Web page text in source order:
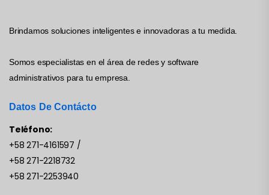
Brindamos soluciones inteligentes e innovadoras a tu medida.
Somos especialistas en el área de redes y software
administrativos para tu empresa.
Datos De Contácto
Teléfono:
+58 271-4161597 /
+58 271-2218732
+58 271-2253940